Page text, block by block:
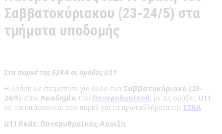
Σαββατοκύριακου (23-24/5) στα
τμήματα υποδομής
Στα παρκέ της ΕΣΚΑ οι ομάδες U11
Η δράση δε σταμάτησε για άλλο ένα Σαββατοκύριακο (23-
24/5) στην Ακαδημία του Πανερυθραϊκού, με τις ομάδες U11
να παρατάσσονται στο παρκέ για τα πρωταθλήματα της ΕΣΚΑ.
U11 Reds: Πανερυθραϊκός-Ανοιξη